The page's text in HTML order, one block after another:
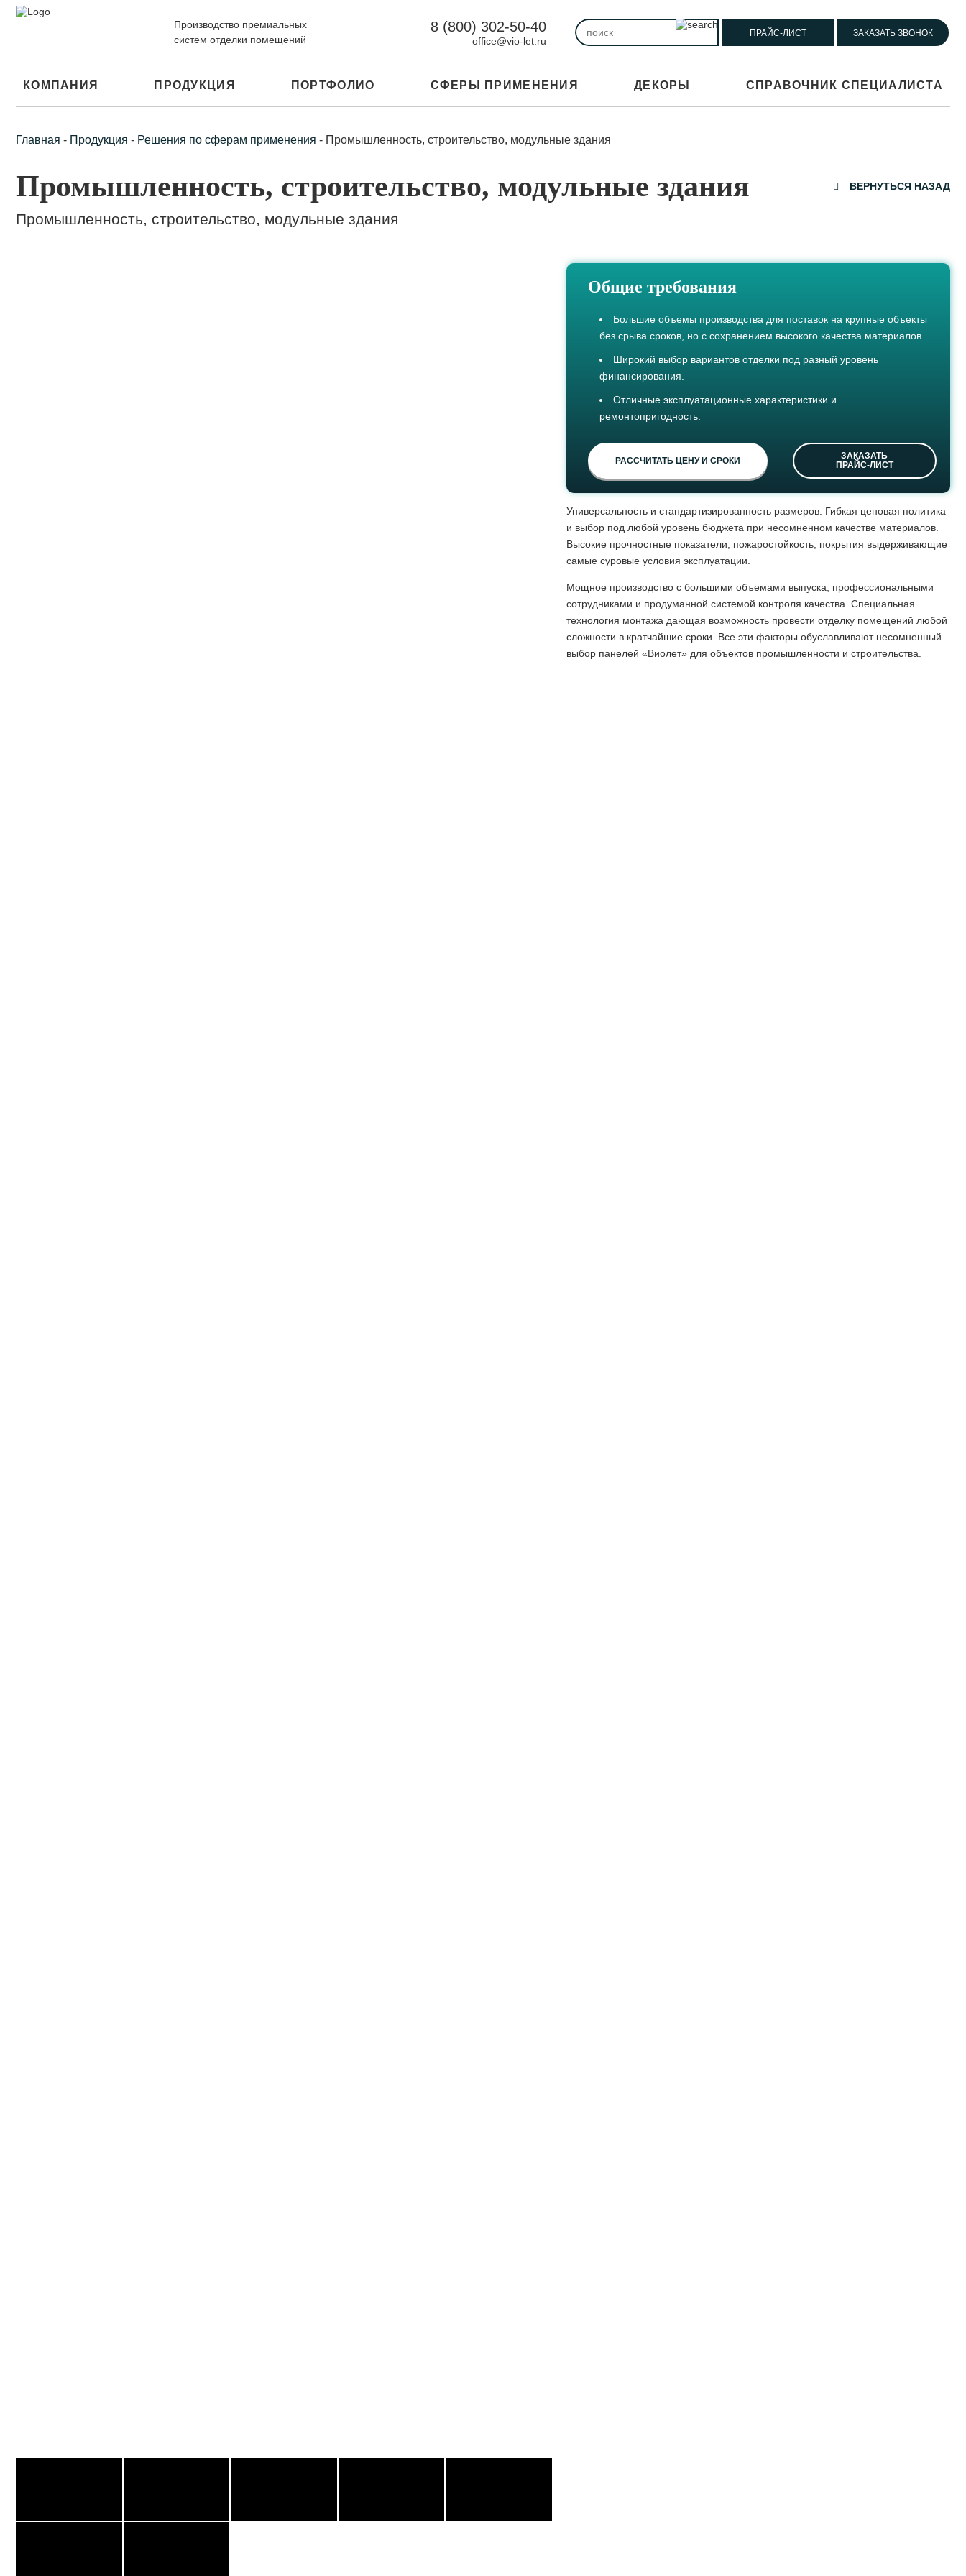
Производство премиальных
систем отделки помещений
8 (800) 302-50-40
office@vio-let.ru
ПРАЙС-ЛИСТ ЗАКАЗАТЬ ЗВОНОК
КОМПАНИЯ ПРОДУКЦИЯ ПОРТФОЛИО СФЕРЫ ПРИМЕНЕНИЯ ДЕКОРЫ СПРАВОЧНИК СПЕЦИАЛИСТА
Главная - Продукция - Решения по сферам применения - Промышленность, строительство, модульные здания
Промышленность, строительство, модульные здания ВЕРНУТЬСЯ НАЗАД
Промышленность, строительство, модульные здания
Общие требования
Большие объемы производства для поставок на крупные объекты
без срыва сроков, но с сохранением высокого качества материалов.
Широкий выбор вариантов отделки под разный уровень
финансирования.
Отличные эксплуатационные характеристики и
ремонтопригодность.
РАССЧИТАТЬ ЦЕНУ И СРОКИ
ЗАКАЗАТЬ
ПРАЙС-ЛИСТ
Универсальность и стандартизированность размеров. Гибкая ценовая политика
и выбор под любой уровень бюджета при несомненном качестве материалов.
Высокие прочностные показатели, пожаростойкость, покрытия выдерживающие
самые суровые условия эксплуатации.
Мощное производство с большими объемами выпуска, профессиональными
сотрудниками и продуманной системой контроля качества. Специальная
технология монтажа дающая возможность провести отделку помещений любой
сложности в кратчайшие сроки. Все эти факторы обуславливают несомненный
выбор панелей «Виолет» для объектов промышленности и строительства.